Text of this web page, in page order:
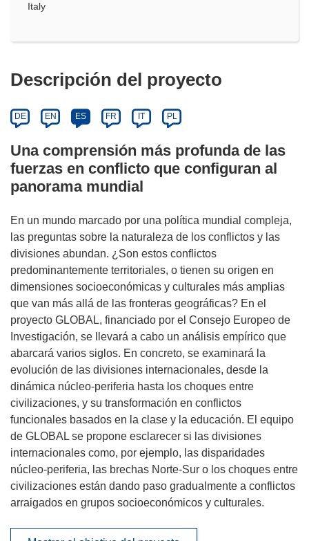
Italy
Descripción del proyecto
DE EN ES FR IT PL
Una comprensión más profunda de las
fuerzas en conflicto que configuran al
panorama mundial
En un mundo marcado por una política mundial compleja,
las preguntas sobre la naturaleza de los conflictos y las
divisiones abundan. ¿Son estos conflictos
predominantemente territoriales, o tienen su origen en
dimensiones socioeconómicas y culturales más amplias
que van más allá de las fronteras geográficas? En el
proyecto GLOBAL, financiado por el Consejo Europeo de
Investigación, se llevará a cabo un análisis empírico que
abarcará varios siglos. En concreto, se examinará la
evolución de las divisiones internacionales, desde la
dinámica núcleo-periferia hasta los choques entre
civilizaciones, y su transformación en conflictos
funcionales basados en la clase y la educación. El equipo
de GLOBAL se propone esclarecer si las divisiones
internacionales como, por ejemplo, las disparidades
núcleo-periferia, las brechas Norte-Sur o los choques entre
civilizaciones están dando paso gradualmente a conflictos
arraigados en grupos socioeconómicos y culturales.